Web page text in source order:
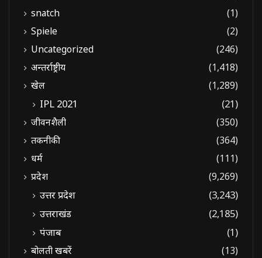
snatch
(1)
Spiele
(2)
Uncategorized
(246)
अन्तर्राष्ट्रीय
(1,418)
खेल
(1,289)
IPL 2021 (21)
जीवनशैली
(350)
तकनीकी
(364)
धर्म
(111)
प्रदेश
(9,269)
उत्तर प्रदेश
(3,243)
उत्तराखंड
(2,185)
पंजाब
(1)
बोलती खबरें
(13)